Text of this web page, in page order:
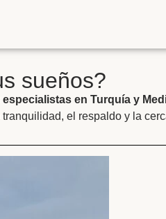
sueños?
especialistas en Turquía y
tranquilidad, el respaldo y la